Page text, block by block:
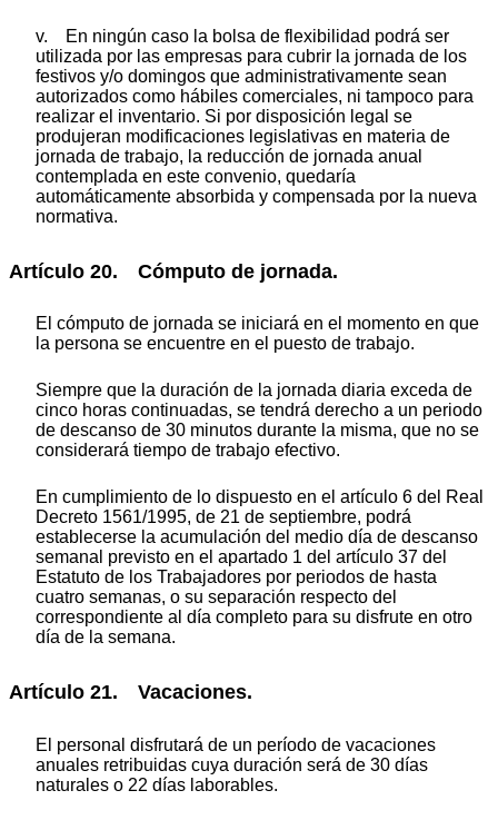
v. En ningún caso la bolsa de flexibilidad podrá ser
utilizada por las empresas para cubrir la jornada de los
festivos y/o domingos que administrativamente sean
autorizados como hábiles comerciales, ni tampoco para
realizar el inventario. Si por disposición legal se
produjeran modificaciones legislativas en materia de
jornada de trabajo, la reducción de jornada anual
contemplada en este convenio, quedaría
automáticamente absorbida y compensada por la nueva
normativa.
Artículo 20. Cómputo de jornada.
El cómputo de jornada se iniciará en el momento en que
la persona se encuentre en el puesto de trabajo.
Siempre que la duración de la jornada diaria exceda de
cinco horas continuadas, se tendrá derecho a un periodo
de descanso de 30 minutos durante la misma, que no se
considerará tiempo de trabajo efectivo.
En cumplimiento de lo dispuesto en el artículo 6 del Real
Decreto 1561/1995, de 21 de septiembre, podrá
establecerse la acumulación del medio día de descanso
semanal previsto en el apartado 1 del artículo 37 del
Estatuto de los Trabajadores por periodos de hasta
cuatro semanas, o su separación respecto del
correspondiente al día completo para su disfrute en otro
día de la semana.
Artículo 21. Vacaciones.
El personal disfrutará de un período de vacaciones
anuales retribuidas cuya duración será de 30 días
naturales o 22 días laborables.